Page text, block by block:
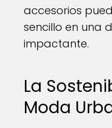
accesorios
sencillo en una
impactante.
La
Moda